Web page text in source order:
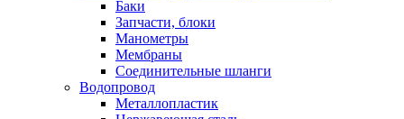
Баки
Запчасти, блоки
Манометры
Мембраны
Соединительные шланги
Водопровод
Металлопластик